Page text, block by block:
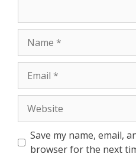
Save my name, email,
browser for the next